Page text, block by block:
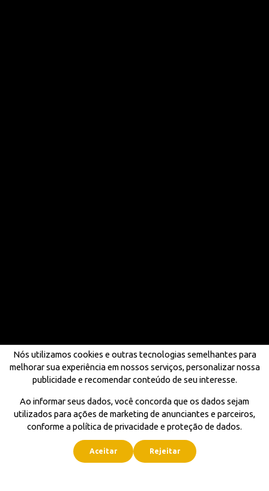
Nós utilizamos cookies e outras tecnologias semelhantes para
melhorar sua experiência em nossos serviços, personalizar nossa
publicidade e recomendar conteúdo de seu interesse.
Ao informar seus dados, você concorda que os dados sejam
utilizados para ações de marketing de anunciantes e parceiros,
conforme a política de privacidade e proteção de dados.
Aceitar Rejeitar